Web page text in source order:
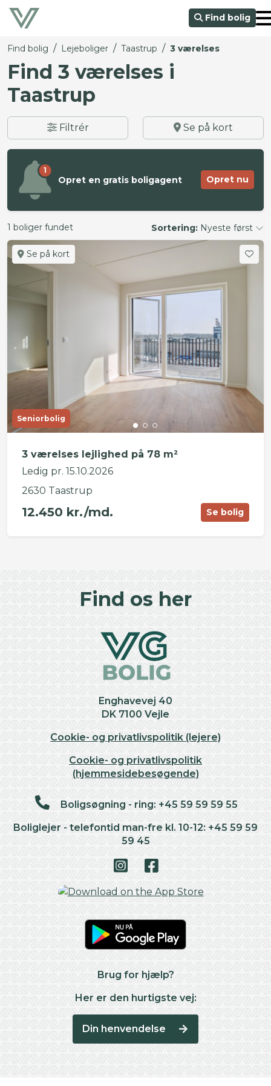
Find bolig
Find bolig / Lejeboliger / Taastrup / 3 værelses
Find 3 værelses i
Taastrup
Filtrér Se på kort
1
Opret en gratis boligagent Opret nu
1 boliger fundet Sortering: Nyeste først
Se på kort
Seniorbolig
3 værelses lejlighed på 78 m²
Ledig pr. 15.10.2026
2630 Taastrup
12.450 kr./md. Se bolig
Find os her
Enghavevej 40
DK 7100 Vejle
Cookie- og privatlivspolitik (lejere)
Cookie- og privatlivspolitik
(hjemmesidebesøgende)
Boligsøgning - ring: +45 59 59 59 55
Boliglejer - telefontid man-fre kl. 10-12: +45 59 59
59 45
Brug for hjælp?
Her er den hurtigste vej:
Din henvendelse